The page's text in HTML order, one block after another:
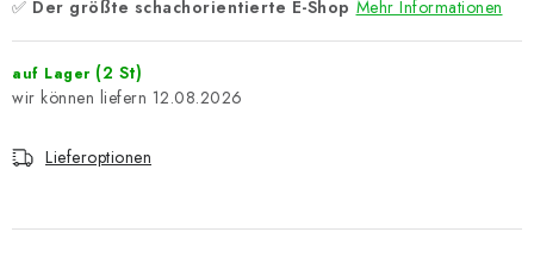
✅ Der größte schachorientierte E-Shop Mehr Informationen
auf Lager (2 St)
12.08.2026
Lieferoptionen